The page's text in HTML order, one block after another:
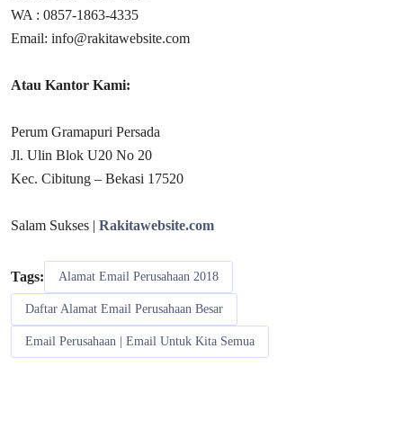
WA : 0857-1863-4335
Email: info@rakitawebsite.com
Atau Kantor Kami:
Perum Gramapuri Persada
Jl. Ulin Blok U20 No 20
Kec. Cibitung – Bekasi 17520
Salam Sukses | Rakitawebsite.com
Tags: Alamat Email Perusahaan 2018
Daftar Alamat Email Perusahaan Besar
Email Perusahaan | Email Untuk Kita Semua‎